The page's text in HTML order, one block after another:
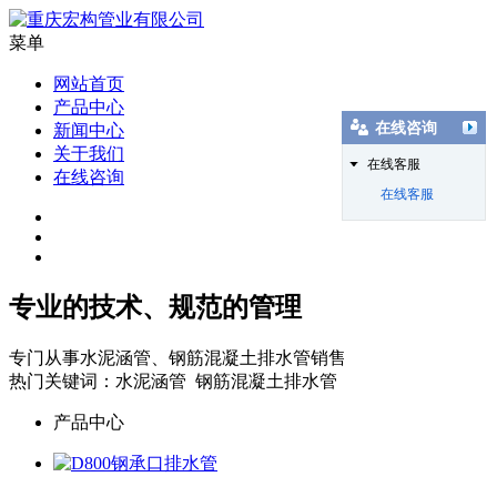
菜单
网站首页
产品中心
新闻中心
关于我们
在线咨询
专业的技术、规范的管理
专门从事水泥涵管、钢筋混凝土排水管销售
热门关键词：水泥涵管 钢筋混凝土排水管
产品中心
在线咨询
在线客服
在线客服